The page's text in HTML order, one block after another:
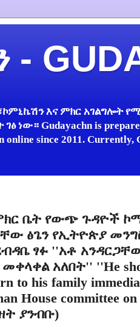
እና ምክር አገልግሎት
ነው። Gudayachn is
online since 2011.
ቤት የውጭ ጉዳዮች
ፅጌን የኢትዮጵያ
ፃፉ ''አቶ
አለበት'' ''He
to his family
House committee
ያንብቡ)